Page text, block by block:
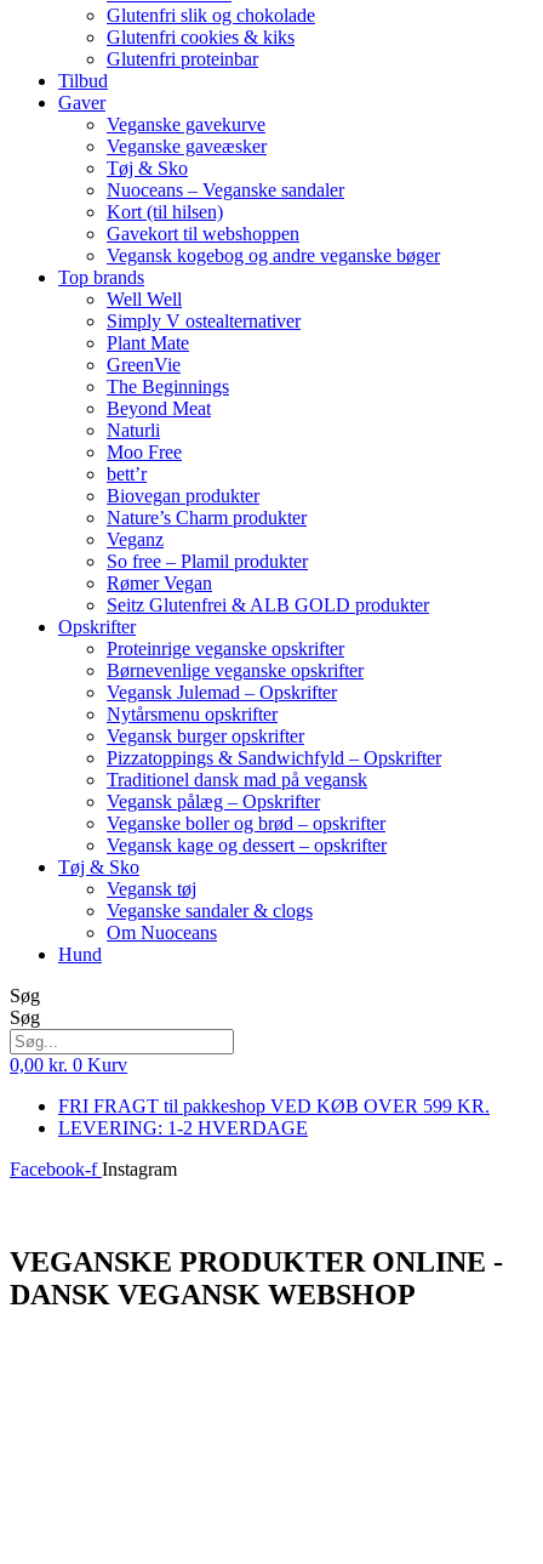
Glutenfri slik og chokolade
Glutenfri cookies & kiks
Glutenfri proteinbar
Tilbud
Gaver
Veganske gavekurve
Veganske gaveæsker
Tøj & Sko
Nuoceans – Veganske sandaler
Kort (til hilsen)
Gavekort til webshoppen
Vegansk kogebog og andre veganske bøger
Top brands
Well Well
Simply V ostealternativer
Plant Mate
GreenVie
The Beginnings
Beyond Meat
Naturli
Moo Free
bett’r
Biovegan produkter
Nature’s Charm produkter
Veganz
So free – Plamil produkter
Rømer Vegan
Seitz Glutenfrei & ALB GOLD produkter
Opskrifter
Proteinrige veganske opskrifter
Børnevenlige veganske opskrifter
Vegansk Julemad – Opskrifter
Nytårsmenu opskrifter
Vegansk burger opskrifter
Pizzatoppings & Sandwichfyld – Opskrifter
Traditionel dansk mad på vegansk
Vegansk pålæg – Opskrifter
Veganske boller og brød – opskrifter
Vegansk kage og dessert – opskrifter
Tøj & Sko
Vegansk tøj
Veganske sandaler & clogs
Om Nuoceans
Hund
Søg
Søg
0,00 kr. 0 Kurv
FRI FRAGT til pakkeshop VED KØB OVER 599 KR.
LEVERING: 1-2 HVERDAGE
Facebook-f Instagram
VEGANSKE PRODUKTER ONLINE -
DANSK VEGANSK WEBSHOP